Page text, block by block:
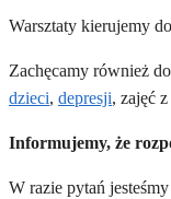
Warsztaty kierujemy do
Zachęcamy również
dzieci, depresji, zajęć z
Informujemy, że
W razie pytań